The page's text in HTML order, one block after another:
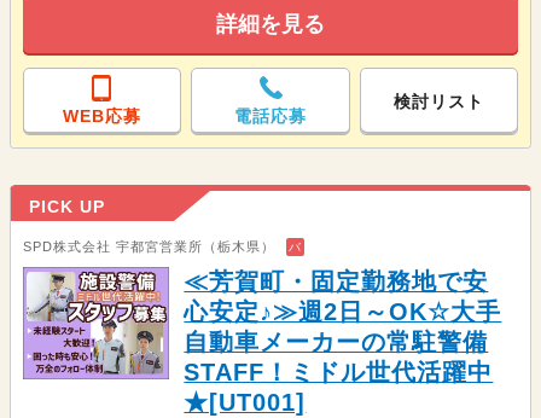
詳細を見る
WEB応募 電話応募
検討リスト
PICK UP
SPD株式会社 宇都宮営業所（栃木県） バ
≪芳賀町・固定勤務地で安
心安定♪≫週2日～OK☆大手
自動車メーカーの常駐警備
STAFF！ミドル世代活躍中
★[UT001]